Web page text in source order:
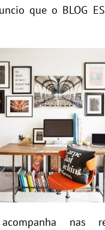
que o BLOG
nas